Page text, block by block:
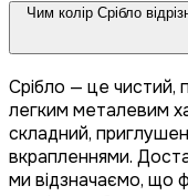
Чим колір Срібло
Срібло — це чистий,
легким металевим
складний,
вкрапленнями.
ми відзначаємо, що